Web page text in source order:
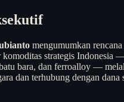
mengumumkan
komoditas strategis Indonesia
bara, dan ferroalloy —
dan terhubung dengan dana